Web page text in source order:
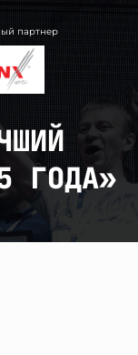
партнер
ГОДА»